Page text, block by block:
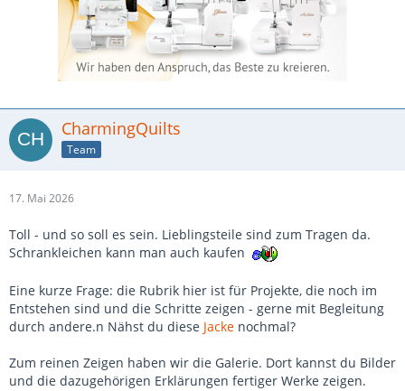
CharmingQuilts
Team
17. Mai 2026
Toll - und so soll es sein. Lieblingsteile sind zum Tragen da.
Schrankleichen kann man auch kaufen
Eine kurze Frage: die Rubrik hier ist für Projekte, die noch im
Entstehen sind und die Schritte zeigen - gerne mit Begleitung
durch andere.n Nähst du diese Jacke nochmal?
Zum reinen Zeigen haben wir die Galerie. Dort kannst du Bilder
und die dazugehörigen Erklärungen fertiger Werke zeigen.